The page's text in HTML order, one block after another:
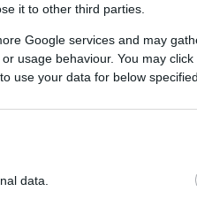
it to other third parties.
Google services and may
usage behaviour. You may
use your data for below
data.
ότι η
δράσης της
ζήτησε
έλεγχο και
επικείμενη
Οργανισμού
διστάσει να